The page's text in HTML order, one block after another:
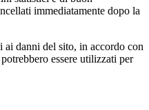
immediatamente dopo la
danni del sito, in accordo con
essere utilizzati per